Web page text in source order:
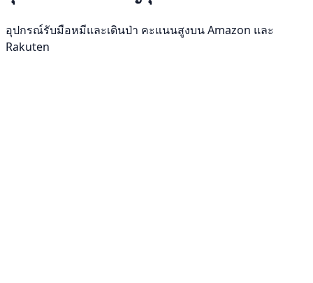
อุปกรณ์รับมือหมีและเดินป่า คะแนนสูงบน Amazon และ
Rakuten